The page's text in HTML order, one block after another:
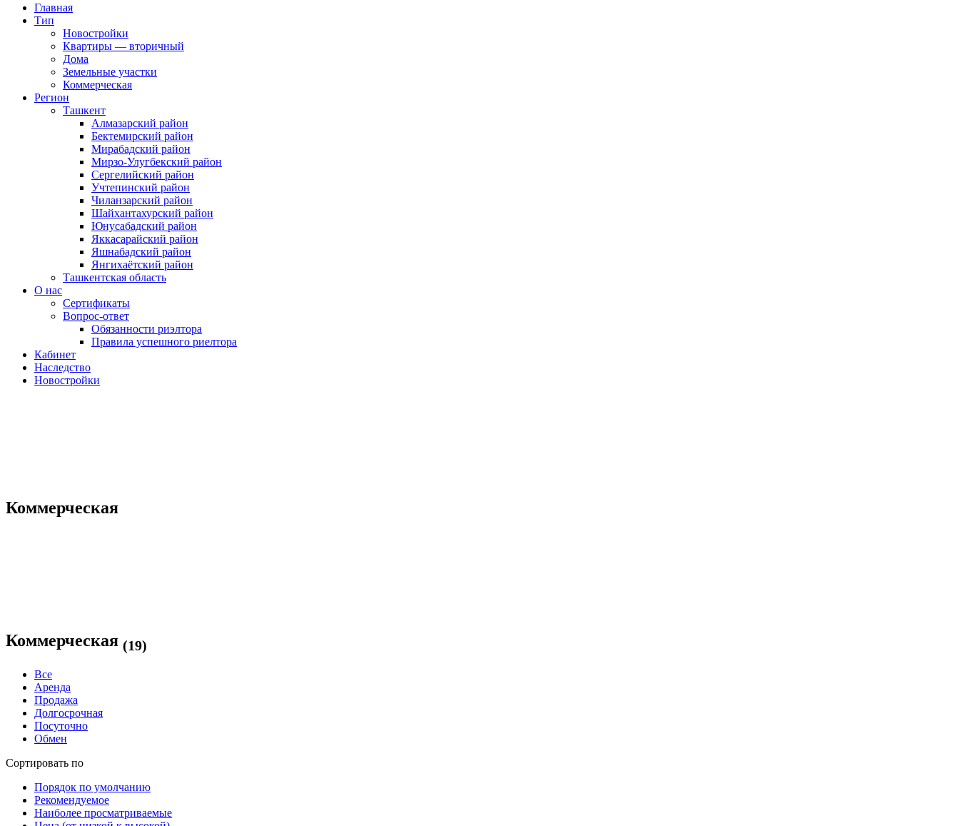
Главная
Тип
Новостройки
Квартиры — вторичный
Дома
Земельные участки
Коммерческая
Регион
Ташкент
Алмазарский район
Бектемирский район
Мирабадский район
Мирзо-Улугбекский район
Сергелийский район
Учтепинский район
Чиланзарский район
Шайхантахурский район
Юнусабадский район
Яккасарайский район
Яшнабадский район
Янгихаётский район
Ташкентская область
О нас
Сертификаты
Вопрос-ответ
Обязанности риэлтора
Правила успешного риелтора
Кабинет
Наследство
Новостройки
Коммерческая
Коммерческая (19)
Все
Аренда
Продажа
Долгосрочная
Посуточно
Обмен
Сортировать по
Порядок по умолчанию
Рекомендуемое
Наиболее просматриваемые